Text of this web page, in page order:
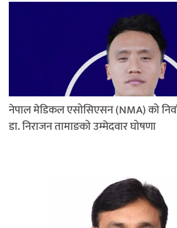
नेपाल मेडिकल एसोसिएसन (NMA) को
डा. निराजन तामाङको उम्मेदवार घोषणा